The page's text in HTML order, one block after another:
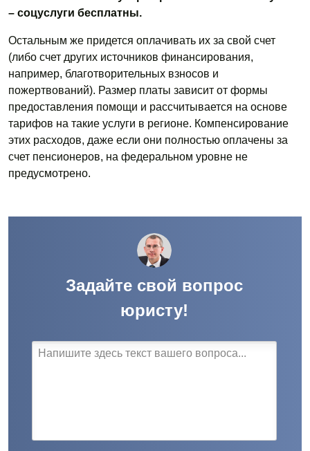
– соцуслуги бесплатны.
Остальным же придется оплачивать их за свой счет
(либо счет других источников финансирования,
например, благотворительных взносов и
пожертвований). Размер платы зависит от формы
предоставления помощи и рассчитывается на основе
тарифов на такие услуги в регионе. Компенсирование
этих расходов, даже если они полностью оплачены за
счет пенсионеров, на федеральном уровне не
предусмотрено.
Задайте свой вопрос
юристу!